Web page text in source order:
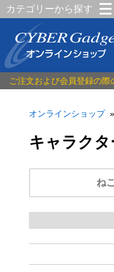
カテゴリーから探す
ご注文および会員登録の際
オンラインショップ»
キャラクタ
ね